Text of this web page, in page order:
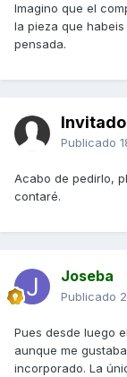
Imagino que el
la pieza que
pensada.
Invitado
Publicado
Acabo de pedirlo,
contaré.
Joseba
Publicado
Pues desde luego
aunque me
incorporado. La